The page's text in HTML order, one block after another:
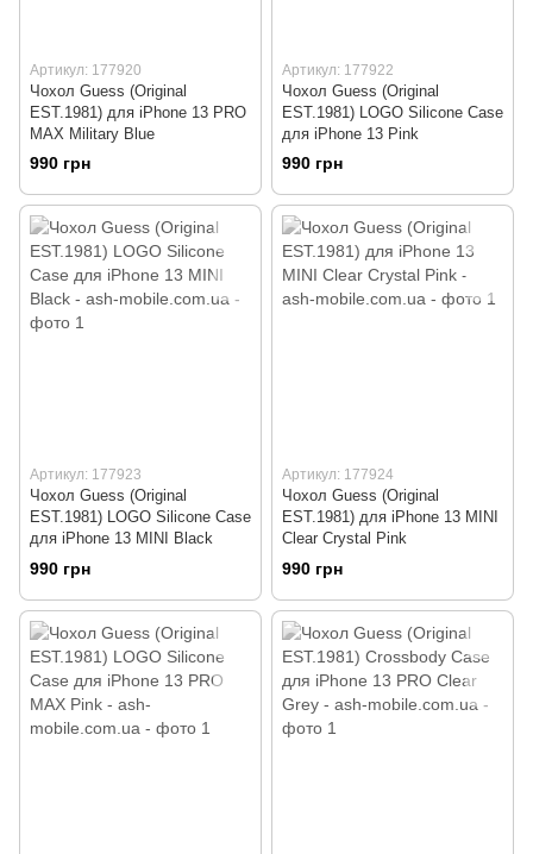
Артикул: 177920
Чохол Guess (Original
EST.1981) для iPhone 13 PRO
MAX Military Blue
990 грн
Артикул: 177922
Чохол Guess (Original
EST.1981) LOGO Silicone Case
для iPhone 13 Pink
990 грн
Артикул: 177923
Чохол Guess (Original
EST.1981) LOGO Silicone Case
для iPhone 13 MINI Black
990 грн
Артикул: 177924
Чохол Guess (Original
EST.1981) для iPhone 13 MINI
Clear Crystal Pink
990 грн